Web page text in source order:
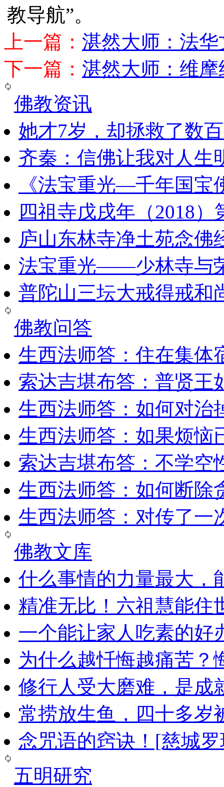
教导航”。
上一篇： 湛然大师：法
下一篇： 湛然大师：维
佛教资讯
她才7岁，却拯救了数
齐秦：信佛让我对人生
《法宝重光—千年国宝
四祖寺戊戌年（2018
庐山东林寺净土苑念佛
法宝重光——少林寺与
普陀山三坛大戒得戒和
佛教问答
生西法师答：住在集体
索达吉堪布答：普贤王
生西法师答：如何对治
生西法师答：如果烦恼
索达吉堪布答：​不学空
生西法师答：如何断除
生西法师答：对传了一
佛教文库
什么事情的力量最大，
精准无比！六祖慧能住
一个能让家人吃素的好
为什么越忏悔越痛苦？
修行人受大磨难，是成
常捞放生鱼，四十多岁
念咒语的窍诀！[慈城
五明研究